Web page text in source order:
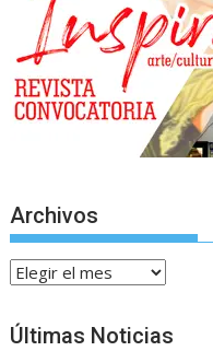
Archivos
Archivos
Últimas Noticias